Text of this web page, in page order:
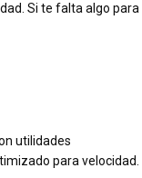
Si te falta algo para
utilidades
para velocidad.